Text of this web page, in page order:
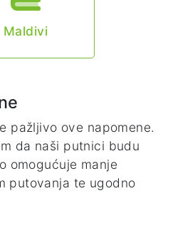
Maldivi
pažljivo ove napomene.
da naši putnici budu
omogućuje manje
putovanja te ugodno